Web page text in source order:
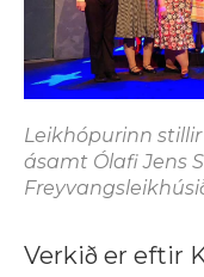
Leikhópurinn
ásamt Ólafi Jens
Verkið er eftir